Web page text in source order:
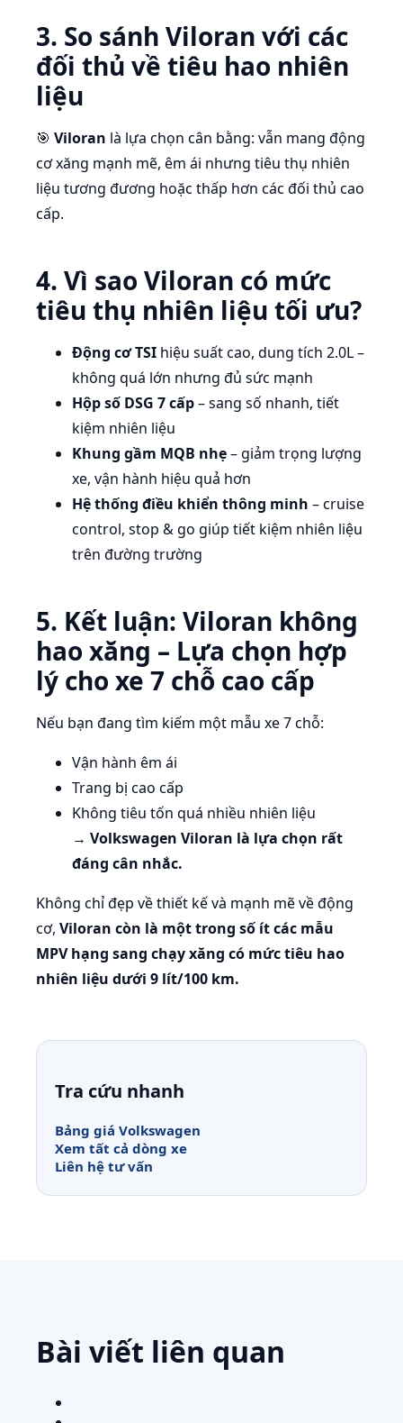
3. So sánh Viloran với các
đối thủ về tiêu hao nhiên
liệu
🎯 Viloran là lựa chọn cân bằng: vẫn mang động
cơ xăng mạnh mẽ, êm ái nhưng tiêu thụ nhiên
liệu tương đương hoặc thấp hơn các đối thủ cao
cấp.
4. Vì sao Viloran có mức
tiêu thụ nhiên liệu tối ưu?
Động cơ TSI hiệu suất cao, dung tích 2.0L –
không quá lớn nhưng đủ sức mạnh
Hộp số DSG 7 cấp– sang số nhanh, tiết
kiệm nhiên liệu
Khung gầm MQB nhẹ– giảm trọng lượng
xe, vận hành hiệu quả hơn
Hệ thống điều khiển thông minh – cruise
control, stop & go giúp tiết kiệm nhiên liệu
trên đường trường
5. Kết luận: Viloran không
hao xăng – Lựa chọn hợp
lý cho xe 7 chỗ cao cấp
Nếu bạn đang tìm kiếm một mẫu xe 7 chỗ:
Vận hành êm ái
Trang bị cao cấp
Không tiêu tốn quá nhiều nhiên liệu
→ Volkswagen Viloran là lựa chọn rất
đáng cân nhắc.
Không chỉ đẹp về thiết kế và mạnh mẽ về động
cơ, Viloran còn là một trong số ít các mẫu
MPV hạng sang chạy xăng có mức tiêu hao
nhiên liệu dưới 9 lít/100 km.
Tra cứu nhanh
Bảng giá Volkswagen
Xem tất cả dòng xe
Liên hệ tư vấn
Bài viết liên quan